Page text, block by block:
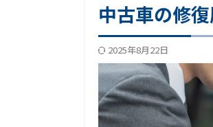
中古車の修
2025年8月22日